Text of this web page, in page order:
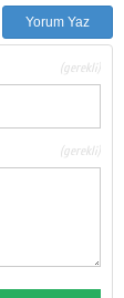
Yorum Yaz
(gerekli)
(gerekli)